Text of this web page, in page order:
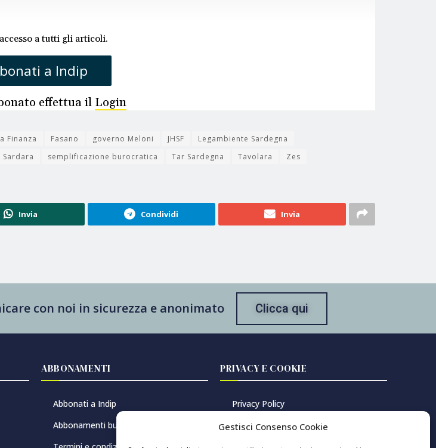
Gestisci Consenso Cookie
a tutti gli articoli.
a Indip
effettua il Login
Finanza Fasano governo Meloni JHSF
Legambiente Sardegna
Sardara semplificazione burocratica Tar Sardegna Tavolara
Zes
Invia Condividi Invia
con noi in sicurezza e anonimato Clicca qui
ABBONAMENTI
Abbonati a Indip
Abbonamenti buono regalo
PRIVACY E COOKIE
Privacy Policy
Cookie Policy